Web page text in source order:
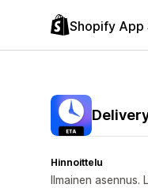
Shopify App
Hinnoittelu
Ilmainen asennus.